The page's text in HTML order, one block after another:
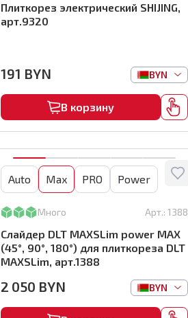
Плиткорез электрический SHIJING,
арт.9320
191 BYN BYN
В корзину
Auto Max PRO Power
Много Арт.: 1388
Слайдер DLT MAXSLim power MAX
(45°, 90°, 180°) для плиткореза DLT
MAXSLim, арт.1388
2 050 BYN BYN